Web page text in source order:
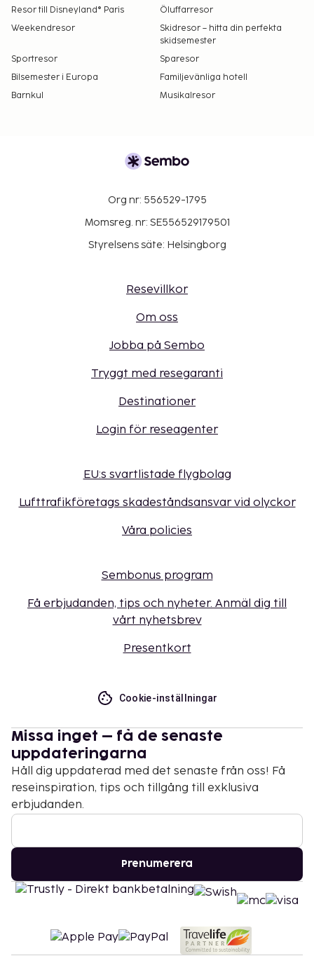
Resor till Disneyland® Paris
Öluffarresor
Weekendresor
Skidresor – hitta din perfekta
skidsemester
Sportresor
Sparesor
Bilsemester i Europa
Familjevänliga hotell
Barnkul
Musikalresor
Org nr: 556529-1795
Momsreg. nr: SE556529179501
Styrelsens säte: Helsingborg
Resevillkor
Om oss
Jobba på Sembo
Tryggt med resegaranti
Destinationer
Login för reseagenter
EU:s svartlistade flygbolag
Lufttrafikföretags skadeståndsansvar vid olyckor
Våra policies
Sembonus program
Få erbjudanden, tips och nyheter. Anmäl dig till
vårt nyhetsbrev
Presentkort
Cookie-inställningar
Missa inget – få de senaste
uppdateringarna
Håll dig uppdaterad med det senaste från oss! Få
reseinspiration, tips och tillgång till exklusiva
erbjudanden.
Prenumerera